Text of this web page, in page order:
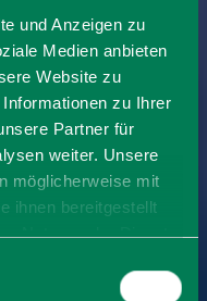
und Anzeigen zu
Medien anbieten
Website zu
zu Ihrer
Partner für
weiter. Unsere
möglicherweise mit
ihnen bereitgestellt
Nutzung der Dienste
weiterhin nutzen.